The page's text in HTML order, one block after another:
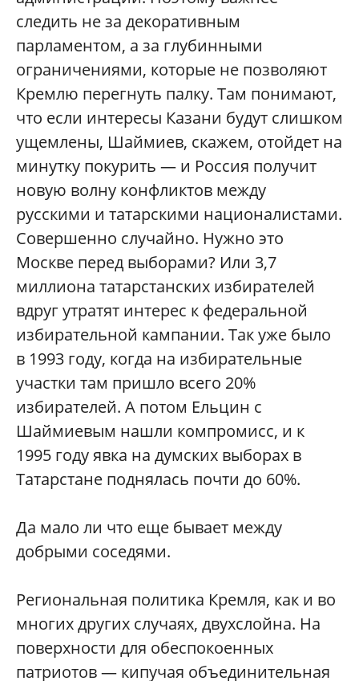
следить не за декоративным
парламентом, а за глубинными
ограничениями, которые не позволяют
Кремлю перегнуть палку. Там понимают,
что если интересы Казани будут слишком
ущемлены, Шаймиев, скажем, отойдет на
минутку покурить — и Россия получит
новую волну конфликтов между
русскими и татарскими националистами.
Совершенно случайно. Нужно это
Москве перед выборами? Или 3,7
миллиона татарстанских избирателей
вдруг утратят интерес к федеральной
избирательной кампании. Так уже было
в 1993 году, когда на избирательные
участки там пришло всего 20%
избирателей. А потом Ельцин с
Шаймиевым нашли компромисс, и к
1995 году явка на думских выборах в
Татарстане поднялась почти до 60%.
Да мало ли что еще бывает между
добрыми соседями.
Региональная политика Кремля, как и во
многих других случаях, двухслойна. На
поверхности для обеспокоенных
патриотов — кипучая объединительная